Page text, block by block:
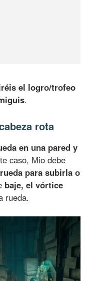
el logro/trofeo
.
rota
en una pared y
caso, Mio debe
para subirla o
baje, el vórtice
rueda.